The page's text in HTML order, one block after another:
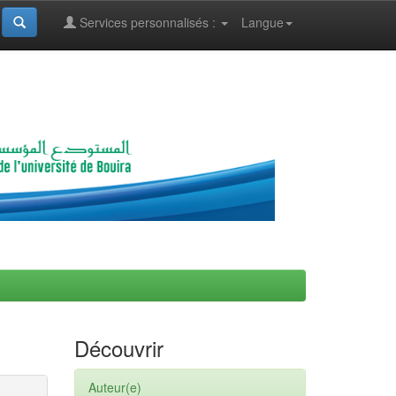
Langue
Services personnalisés :
Découvrir
Auteur(e)